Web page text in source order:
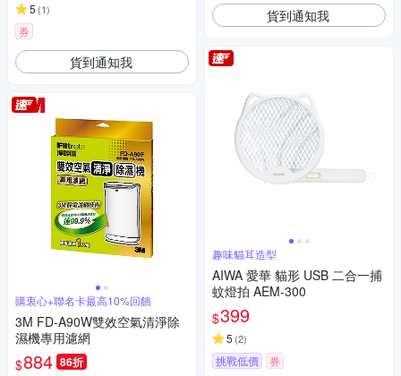
5 (1)
券
貨到通知我
購衷心+聯名卡最高10%回饋
3M FD-A90W雙效空氣清淨除
濕機專用濾網
$884 86折
貨到通知我
趣味貓耳造型
AIWA 愛華 貓形 USB 二合一捕
蚊燈拍 AEM-300
$399
5 (2)
挑戰低價 券